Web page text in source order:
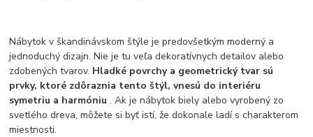
Nábytok v škandinávskom štýle je predovšetkým moderný a
jednoduchý dizajn. Nie je tu veľa dekoratívnych detailov alebo
zdobených tvarov. Hladké povrchy a geometrický tvar sú
prvky, ktoré zdôraznia tento štýl, vnesú do interiéru
symetriu a harmóniu. Ak je nábytok biely alebo vyrobený zo
svetlého dreva, môžete si byť istí, že dokonale ladí s charakterom
miestnosti.